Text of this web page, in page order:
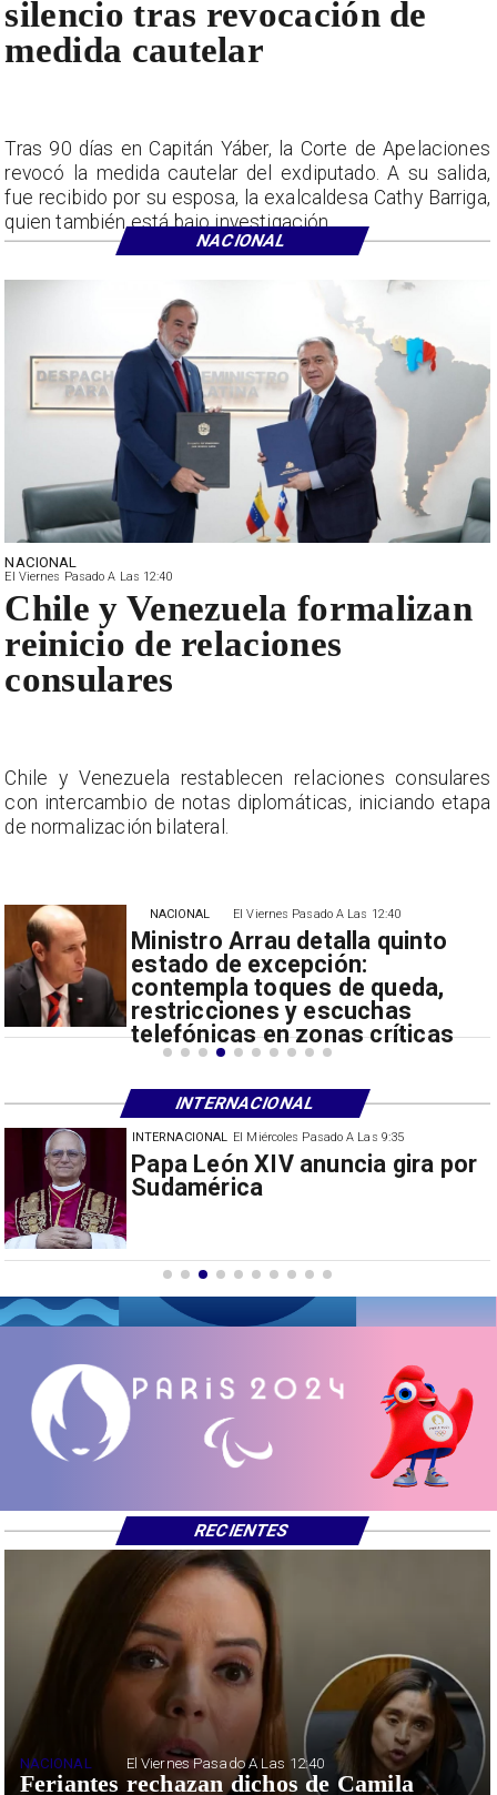
El Miércoles Pasado A Las 9:35
China restringe exportación de
drones a EEUU y sanciona
INTERNACIONAL
El Viernes Pasado A Las 12:40
Ministro Arrau detalla quinto
estado de excepción:
contempla toques de queda,
restricciones y escuchas
telefónicas en zonas críticas
NACIONAL
NACIONAL
El Viernes Pasado A Las 12:40
Chile y Venezuela formalizan
reinicio de relaciones
consulares
Chile y Venezuela restablecen relaciones consulares
con intercambio de notas diplomáticas, iniciando etapa
de normalización bilateral.
silencio tras revocación de
medida cautelar
Tras 90 días en Capitán Yáber, la Corte de Apelaciones
revocó la medida cautelar del exdiputado. A su salida,
fue recibido por su esposa, la exalcaldesa Cathy Barriga,
quien también está bajo investigación.
NACIONAL
INTERNACIONAL
Feriantes rechazan dichos de Camila
NACIONAL El Viernes Pasado A Las 12:40
RECIENTES